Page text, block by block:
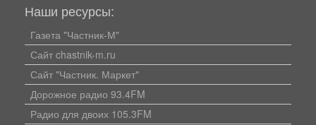
Наши ресурсы:
Газета "Частник-М"
Сайт chastnik-m.ru
Сайт "Частник. Маркет"
Дорожное радио 93.4FM
Радио для двоих 105.3FM